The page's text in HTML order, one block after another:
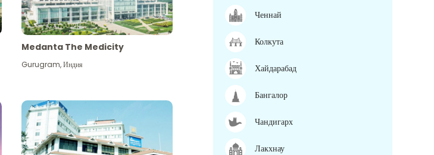
Medanta The Medicity
Gurugram,Индия
Ченнай
Колкута
Хайдарабад
Бангалор
Чандигарх
Лакхнау